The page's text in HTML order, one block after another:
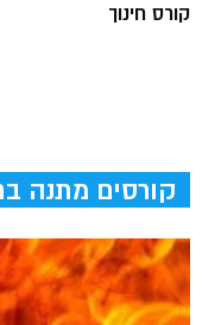
קורס חינוך
קורסים מתנה